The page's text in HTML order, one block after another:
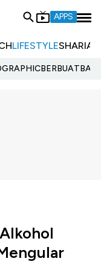
APPS
LIFESTYLESHARIA